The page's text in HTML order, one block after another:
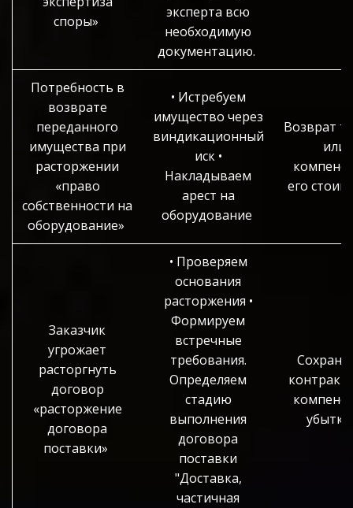
споры»
эксперта всю
необходимую
документацию.
Потребность в
возврате
переданного
имущества при
расторжении
«право
собственности на
оборудование»
• Истребуем
имущество через
виндикационный
иск •
Накладываем
арест на
оборудование
Возврат
или
его
Заказчик
угрожает
расторгнуть
договор
«расторжение
договора
поставки»
• Проверяем
основания
расторжения •
Формируем
встречные
требования.
Определяем
стадию
выполнения
договора
поставки
"Доставка,
частичная